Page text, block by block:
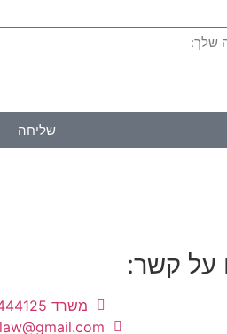
שליחה
על קשר:
משרד 03-9444125